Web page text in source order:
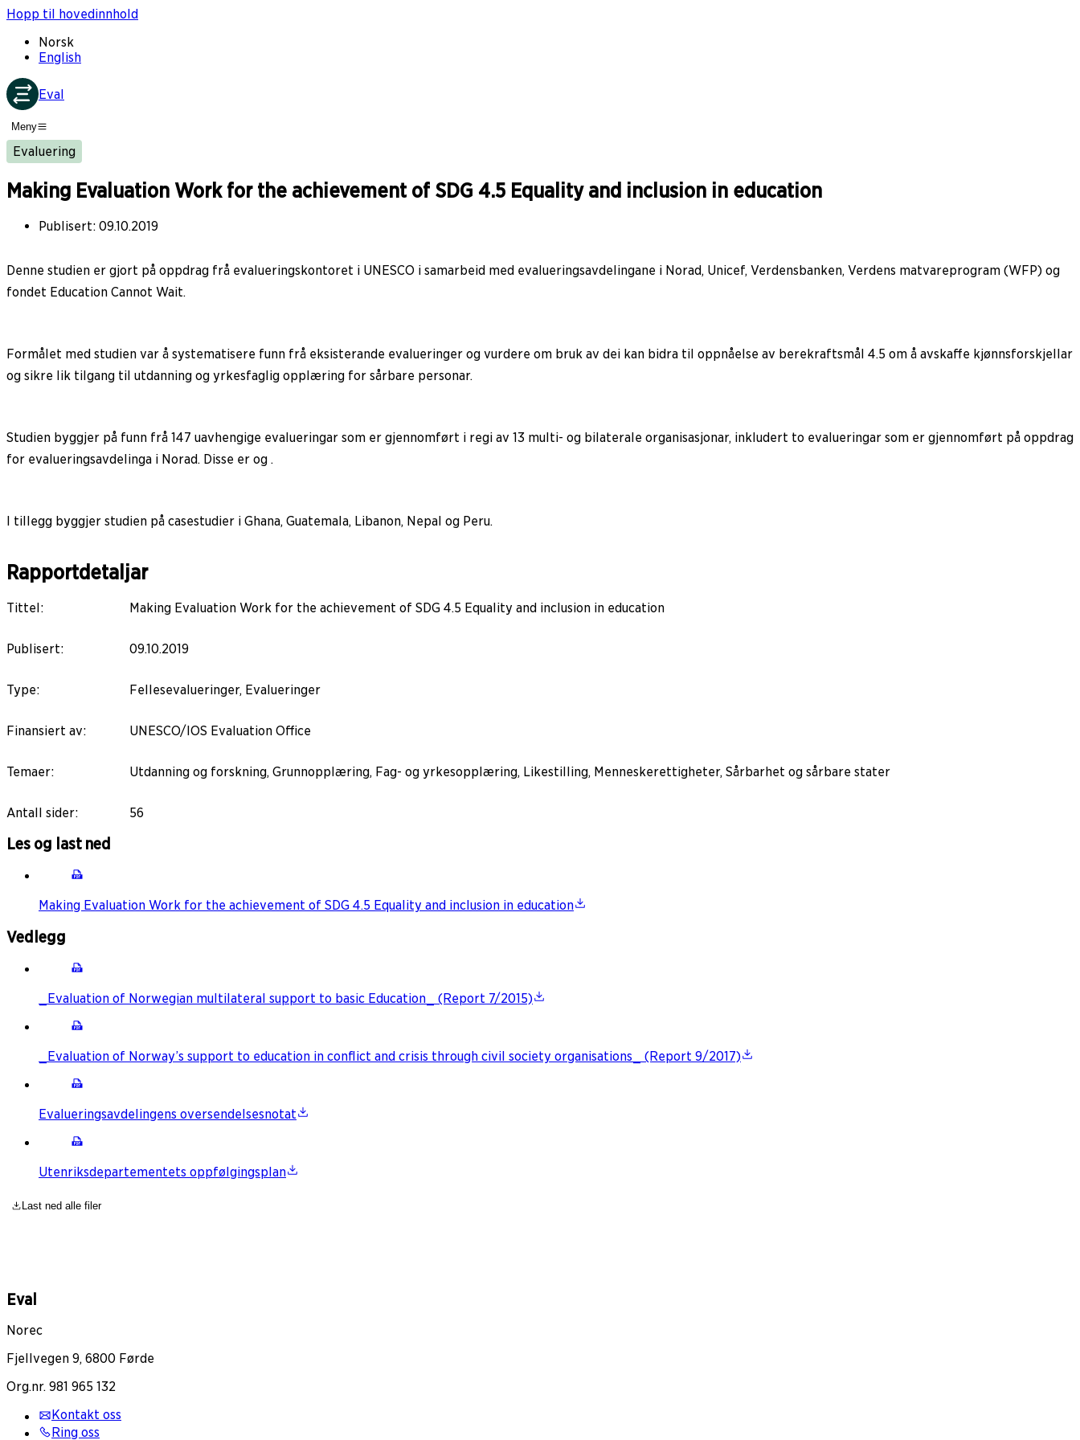
Hopp til hovedinnhold
Norsk
English
Eval
Meny
Evaluering
Making Evaluation Work for the achievement of SDG 4.5 Equality and inclusion in education
Publisert: 09.10.2019
Denne studien er gjort på oppdrag frå evalueringskontoret i UNESCO i samarbeid med evalueringsavdelingane i Norad, Unicef, Verdensbanken, Verdens matvareprogram (WFP) og
fondet Education Cannot Wait.
Formålet med studien var å systematisere funn frå eksisterande evalueringer og vurdere om bruk av dei kan bidra til oppnåelse av berekraftsmål 4.5 om å avskaffe kjønnsforskjellar
og sikre lik tilgang til utdanning og yrkesfaglig opplæring for sårbare personar.
Studien byggjer på funn frå 147 uavhengige evalueringar som er gjennomført i regi av 13 multi- og bilaterale organisasjonar, inkludert to evalueringar som er gjennomført på oppdrag
for evalueringsavdelinga i Norad. Disse er og .
I tillegg byggjer studien på casestudier i Ghana, Guatemala, Libanon, Nepal og Peru.
Rapportdetaljar
Tittel: Making Evaluation Work for the achievement of SDG 4.5 Equality and inclusion in education
Publisert: 09.10.2019
Type: Fellesevalueringer, Evalueringer
Finansiert av: UNESCO/IOS Evaluation Office
Temaer: Utdanning og forskning, Grunnopplæring, Fag- og yrkesopplæring, Likestilling, Menneskerettigheter, Sårbarhet og sårbare stater
Antall sider: 56
Les og last ned
Making Evaluation Work for the achievement of SDG 4.5 Equality and inclusion in education
Vedlegg
_Evaluation of Norwegian multilateral support to basic Education_ (Report 7/2015)
_Evaluation of Norway’s support to education in conflict and crisis through civil society organisations_ (Report 9/2017)
Evalueringsavdelingens oversendelsesnotat
Utenriksdepartementets oppfølgingsplan
Last ned alle filer
Eval
Norec
Fjellvegen 9, 6800 Førde
Org.nr. 981 965 132
Kontakt oss
Ring oss